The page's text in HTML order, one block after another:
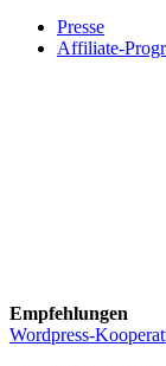
Presse
Affiliate-
Empfehlungen
Wordpress-